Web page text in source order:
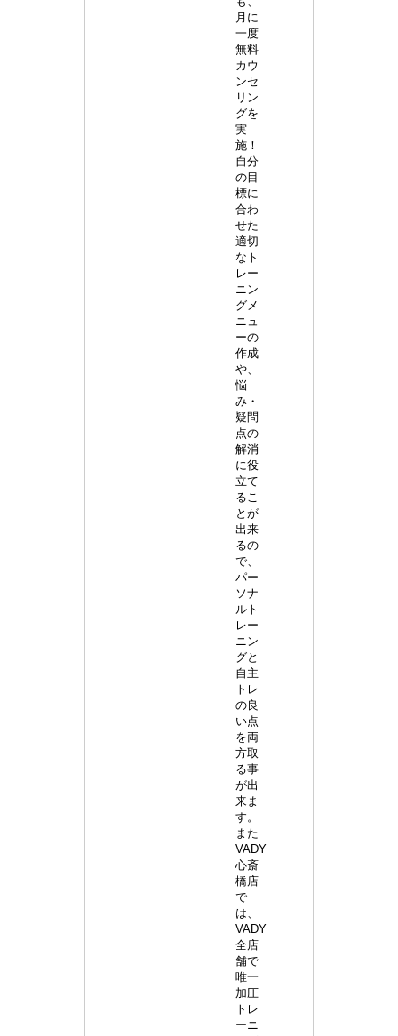
月に
一度
無料
カウ
ンセ
リン
グを
実
施！
自分
の目
標に
合わ
せた
適切
なト
レー
ニン
グメ
ニュ
ーの
作成
や、
悩
み・
疑問
点の
解消
に役
立て
るこ
とが
出来
るの
で、
パー
ソナ
ルト
レー
ニン
グと
自主
トレ
の良
い点
を両
方取
る事
が出
来ま
す。
また
VADY
心斎
橋店
で
は、
VADY
全店
舗で
唯一
加圧
トレ
ーニ